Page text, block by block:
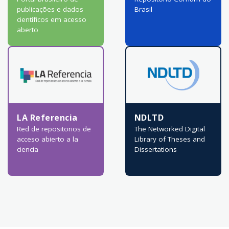
publicações e dados
científicos em acesso
aberto
Brasil
LA Referencia
Red de repositorios de
acceso abierto a la
ciencia
NDLTD
The Networked Digital
Library of Theses and
Dissertations